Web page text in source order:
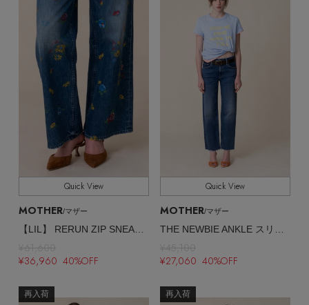
Quick View
MOTHER/マザー
【LIL】 RERUN ZIP SNEAK フラワープリントデニム （IEL）
¥61,600
¥36,960 40%OFF
Quick View
MOTHER/マザー
THE NEWBIE ANKLE スリムストレートデニム （PRZ）
¥45,100
¥27,060 40%OFF
再入荷 再入荷